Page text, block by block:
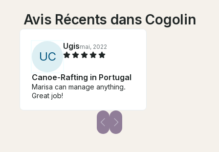
Avis Récents dans Cogolin
UC
Ugismai, 2022
Canoe-Rafting in Portugal
Marisa can manage anything.
Great job!